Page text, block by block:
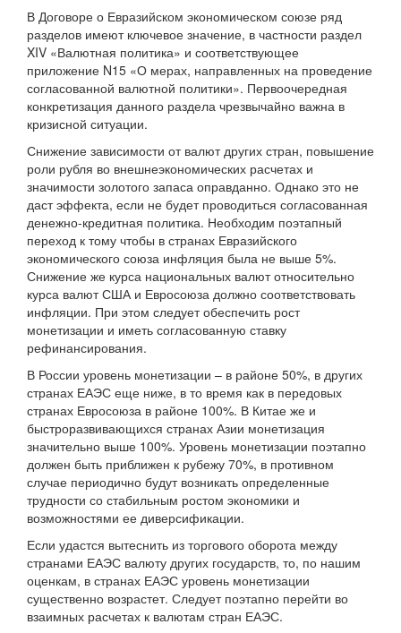
В Договоре о Евразийском экономическом союзе ряд
разделов имеют ключевое значение, в частности раздел
XIV «Валютная политика» и соответствующее
приложение N15 «О мерах, направленных на проведение
согласованной валютной политики». Первоочередная
конкретизация данного раздела чрезвычайно важна в
кризисной ситуации.
Снижение зависимости от валют других стран, повышение
роли рубля во внешнеэкономических расчетах и
значимости золотого запаса оправданно. Однако это не
даст эффекта, если не будет проводиться согласованная
денежно-кредитная политика. Необходим поэтапный
переход к тому чтобы в странах Евразийского
экономического союза инфляция была не выше 5%.
Снижение же курса национальных валют относительно
курса валют США и Евросоюза должно соответствовать
инфляции. При этом следует обеспечить рост
монетизации и иметь согласованную ставку
рефинансирования.
В России уровень монетизации – в районе 50%, в других
странах ЕАЭС еще ниже, в то время как в передовых
странах Евросоюза в районе 100%. В Китае же и
быстроразвивающихся странах Азии монетизация
значительно выше 100%. Уровень монетизации поэтапно
должен быть приближен к рубежу 70%, в противном
случае периодично будут возникать определенные
трудности со стабильным ростом экономики и
возможностями ее диверсификации.
Если удастся вытеснить из торгового оборота между
странами ЕАЭС валюту других государств, то, по нашим
оценкам, в странах ЕАЭС уровень монетизации
существенно возрастет. Следует поэтапно перейти во
взаимных расчетах к валютам стран ЕАЭС.